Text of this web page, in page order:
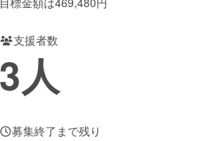
ルスケア
支援者数
3人
募集終了まで残り